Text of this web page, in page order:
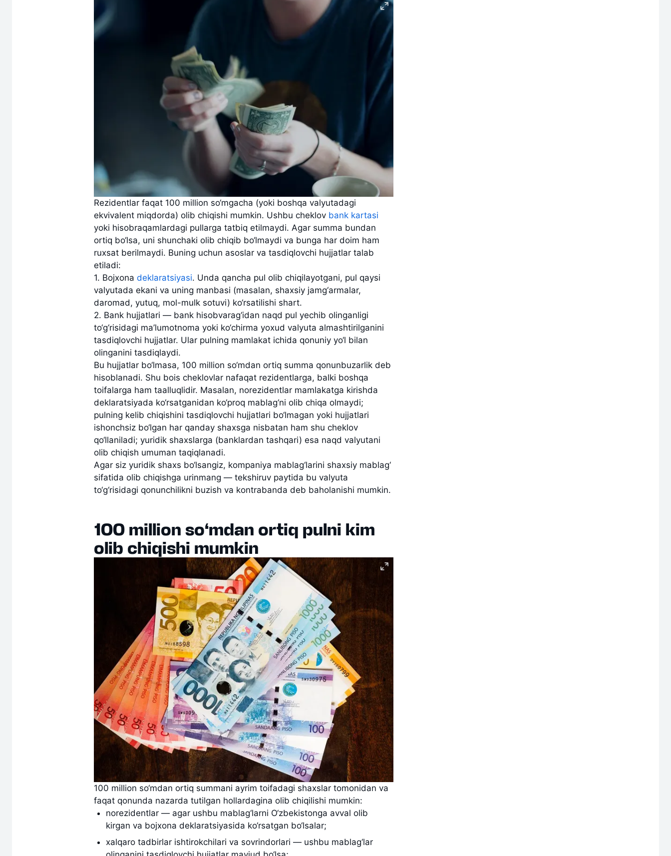
Rezidentlar faqat 100 million so‘mgacha (yoki boshqa valyutadagi
ekvivalent miqdorda) olib chiqishi mumkin. Ushbu cheklov bank kartasi
yoki hisobraqamlardagi pullarga tatbiq etilmaydi. Agar summa bundan
ortiq bo‘lsa, uni shunchaki olib chiqib bo‘lmaydi va bunga har doim ham
ruxsat berilmaydi. Buning uchun asoslar va tasdiqlovchi hujjatlar talab
etiladi:
1. Bojxona deklaratsiyasi. Unda qancha pul olib chiqilayotgani, pul qaysi
valyutada ekani va uning manbasi (masalan, shaxsiy jamg‘armalar,
daromad, yutuq, mol-mulk sotuvi) ko‘rsatilishi shart.
2. Bank hujjatlari — bank hisobvarag‘idan naqd pul yechib olinganligi
to‘g‘risidagi ma’lumotnoma yoki ko‘chirma yoxud valyuta almashtirilganini
tasdiqlovchi hujjatlar. Ular pulning mamlakat ichida qonuniy yo‘l bilan
olinganini tasdiqlaydi.
Bu hujjatlar bo‘lmasa, 100 million so‘mdan ortiq summa qonunbuzarlik deb
hisoblanadi. Shu bois cheklovlar nafaqat rezidentlarga, balki boshqa
toifalarga ham taalluqlidir. Masalan, norezidentlar mamlakatga kirishda
deklaratsiyada ko‘rsatganidan ko‘proq mablag‘ni olib chiqa olmaydi;
pulning kelib chiqishini tasdiqlovchi hujjatlari bo‘lmagan yoki hujjatlari
ishonchsiz bo‘lgan har qanday shaxsga nisbatan ham shu cheklov
qo‘llaniladi; yuridik shaxslarga (banklardan tashqari) esa naqd valyutani
olib chiqish umuman taqiqlanadi.
Agar siz yuridik shaxs bo‘lsangiz, kompaniya mablag‘larini shaxsiy mablag‘
sifatida olib chiqishga urinmang — tekshiruv paytida bu valyuta
to‘g‘risidagi qonunchilikni buzish va kontrabanda deb baholanishi mumkin.
100 million so‘mdan ortiq pulni kim
olib chiqishi mumkin
100 million so‘mdan ortiq summani ayrim toifadagi shaxslar tomonidan va
faqat qonunda nazarda tutilgan hollardagina olib chiqilishi mumkin:
norezidentlar — agar ushbu mablag‘larni O‘zbekistonga avval olib
kirgan va bojxona deklaratsiyasida ko‘rsatgan bo‘lsalar;
xalqaro tadbirlar ishtirokchilari va sovrindorlari — ushbu mablag‘lar